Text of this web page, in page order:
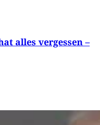
alles vergessen –